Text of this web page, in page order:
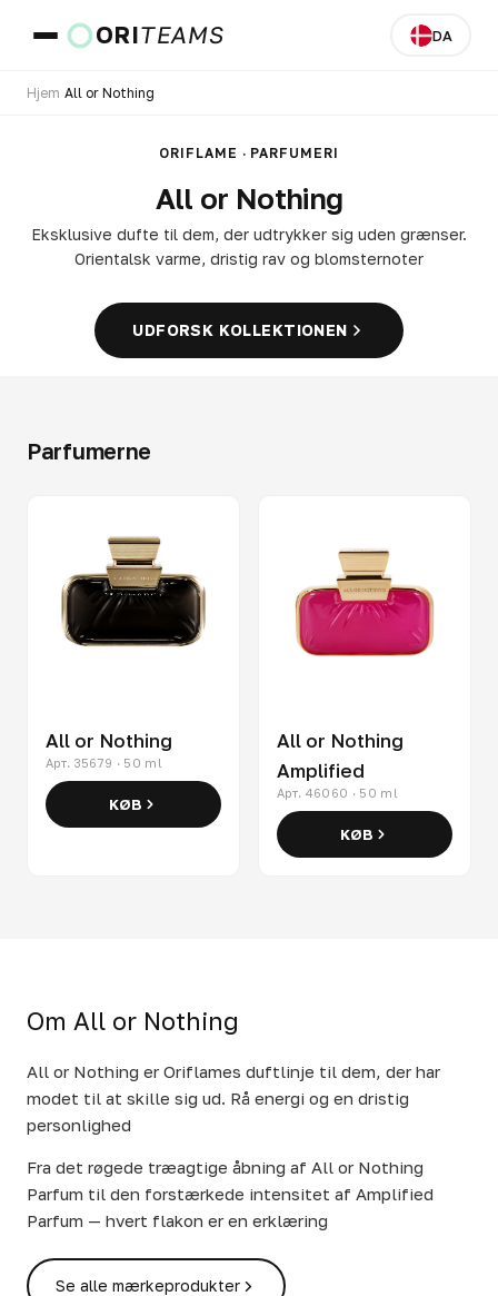
ORITEAMS DA
GÅ
Hjem All or Nothing
ORIFLAME · PARFUMERI
All or Nothing
Eksklusive dufte til dem, der udtrykker sig uden grænser.
Orientalsk varme, dristig rav og blomsternoter
UDFORSK KOLLEKTIONEN
Parfumerne
All or Nothing
Арт. 35679 · 50 ml
KØB
All or Nothing
Amplified
Арт. 46060 · 50 ml
KØB
Om All or Nothing
All or Nothing er Oriflames duftlinje til dem, der har
modet til at skille sig ud. Rå energi og en dristig
personlighed
Fra det røgede træagtige åbning af All or Nothing
Parfum til den forstærkede intensitet af Amplified
Parfum — hvert flakon er en erklæring
Se alle mærkeprodukter